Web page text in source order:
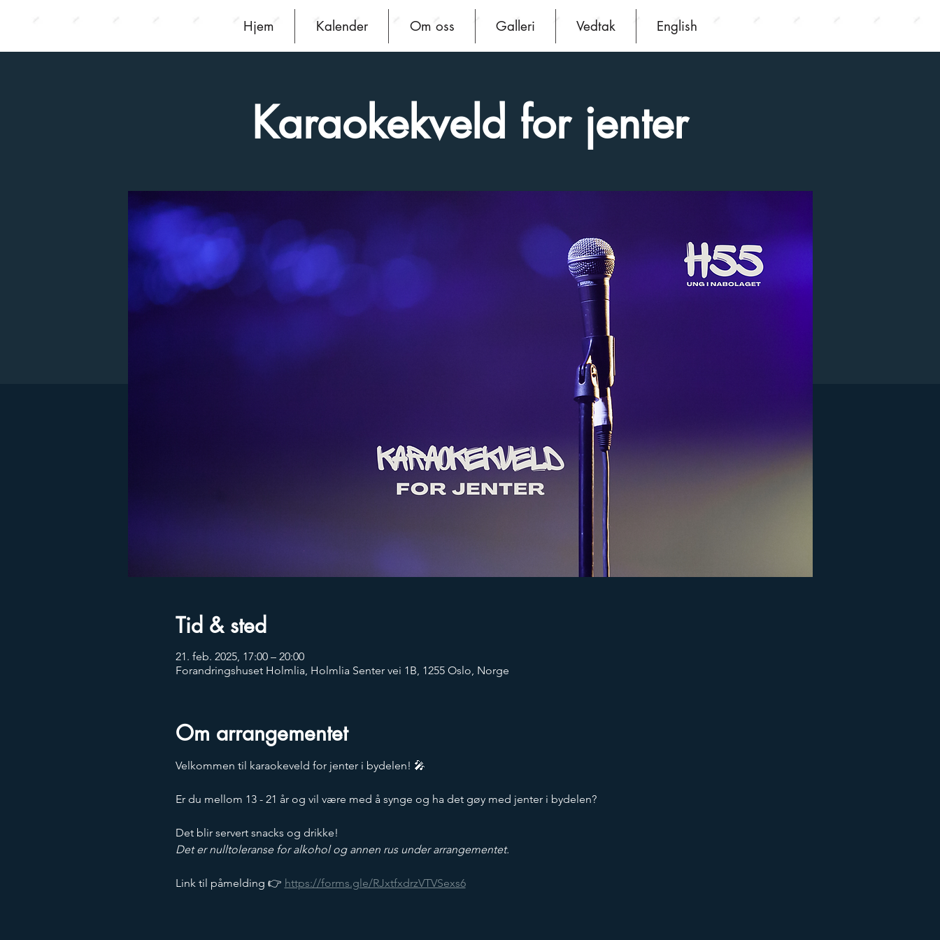
Hjem Kalender Om oss Galleri Vedtak English
Karaokekveld for jenter
Tid & sted
21. feb. 2025, 17:00 – 20:00
Forandringshuset Holmlia, Holmlia Senter vei 1B, 1255 Oslo, Norge
Om arrangementet
Velkommen til karaokeveld for jenter i bydelen! 🎤
Er du mellom 13 - 21 år og vil være med å synge og ha det gøy med jenter i bydelen?
Det blir servert snacks og drikke!
Det er nulltoleranse for alkohol og annen rus under arrangementet.
Link til påmelding 👉 https://forms.gle/RJxtfxdrzVTVSexs6